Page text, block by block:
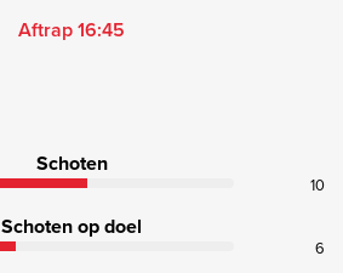
Aftrap 16:45
Schoten
10
Schoten op doel
6